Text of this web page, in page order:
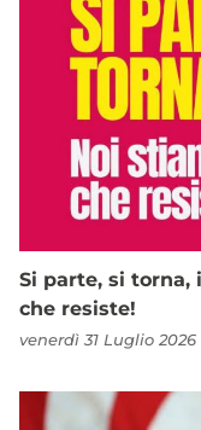
Si parte, si torna,
che resiste!
venerdì 31 Luglio 2026